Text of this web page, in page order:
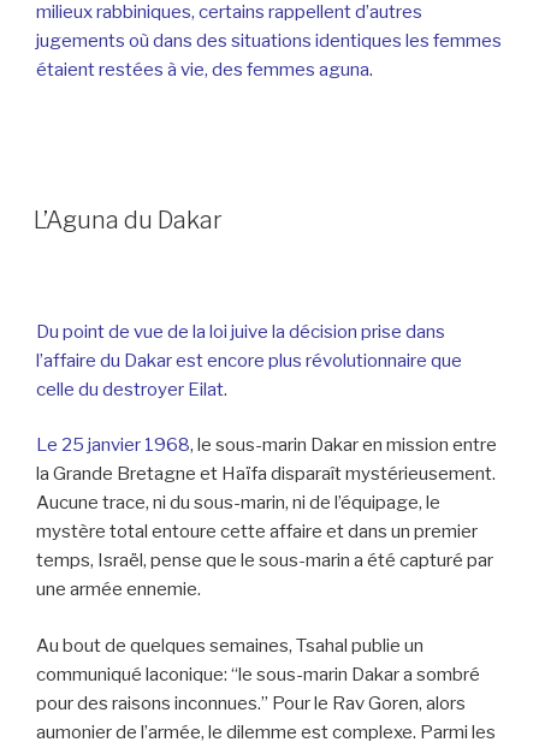
milieux rabbiniques, certains rappellent d’autres
jugements où dans des situations identiques les femmes
étaient restées à vie, des femmes aguna.
L’Aguna du Dakar
Du point de vue de la loi juive la décision prise dans
l’affaire du Dakar est encore plus révolutionnaire que
celle du destroyer Eilat.
Le 25 janvier 1968, le sous-marin Dakar en mission entre
la Grande Bretagne et Haïfa disparaît mystérieusement.
Aucune trace, ni du sous-marin, ni de l’équipage, le
mystère total entoure cette affaire et dans un premier
temps, Israël, pense que le sous-marin a été capturé par
une armée ennemie.
Au bout de quelques semaines, Tsahal publie un
communiqué laconique: “le sous-marin Dakar a sombré
pour des raisons inconnues.” Pour le Rav Goren, alors
aumonier de l’armée, le dilemme est complexe. Parmi les